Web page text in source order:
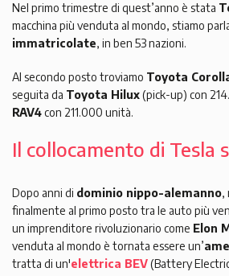
Nel primo trimestre di quest’anno è stata
macchina più venduta al mondo, stiamo
immatricolate, in ben 53 nazioni.
Al secondo posto troviamo Toyota
seguita da Toyota Hilux(pick-up) con
RAV4con 211.000 unità.
Il collocamento di Tesla
Dopo anni di dominio nippo-alemanno,
finalmente al primo posto tra le auto più
un imprenditore rivoluzionario come Elon
venduta al mondo è tornata essere un’
tratta di un'elettrica BEV(Battery